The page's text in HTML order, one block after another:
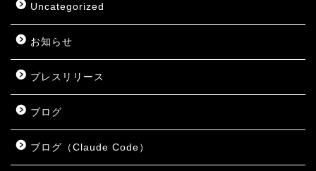
Uncategorized
お知らせ
プレスリリース
ブログ
ブログ（Claude Code）